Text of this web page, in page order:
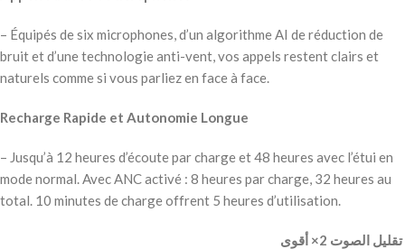
– Équipés de six microphones, d’un algorithme AI de réduction de
bruit et d’une technologie anti-vent, vos appels restent clairs et
naturels comme si vous parliez en face à face.
Recharge Rapide et Autonomie Longue
– Jusqu’à 12 heures d’écoute par charge et 48 heures avec l’étui en
mode normal. Avec ANC activé : 8 heures par charge, 32 heures au
total. 10 minutes de charge offrent 5 heures d’utilisation.
‫ تقليل الصوت 2× أقوى